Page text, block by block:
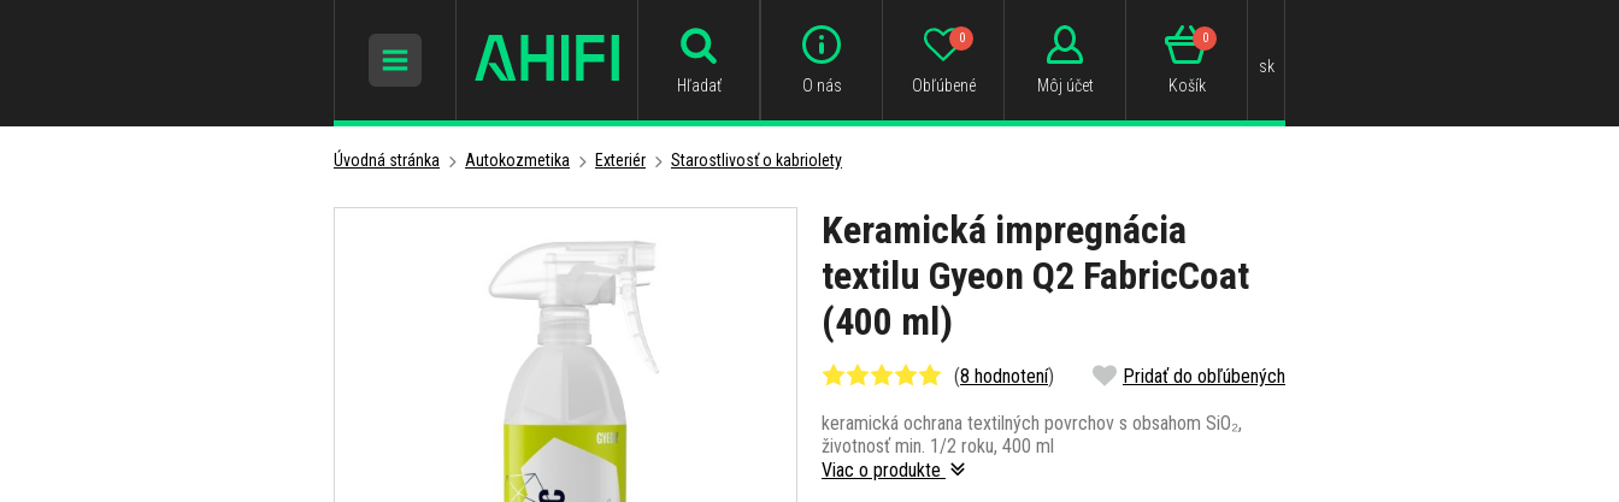
Hľadať O nás Obľúbené
0
Môj účet Košík
0
sk
Úvodná stránka Autokozmetika Exteriér Starostlivosť o kabriolety
Keramická impregnácia
textilu Gyeon Q2 FabricCoat
(400 ml)
(8 hodnotení) Pridať do obľúbených
keramická ochrana textilných povrchov s obsahom SiO₂,
životnosť min. 1/2 roku, 400 ml
Viac o produkte